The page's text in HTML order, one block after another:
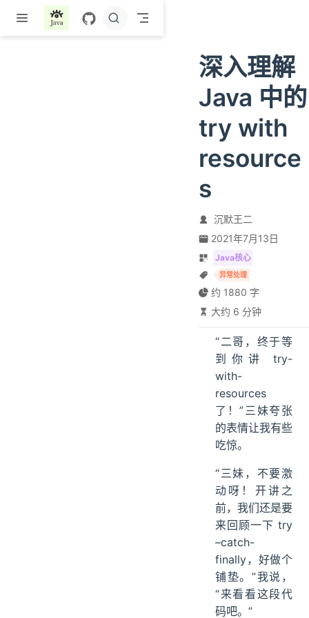
跳至主要內容
深入理解
Java 中的
try with
resource
s
沉默王二
2021年7月13日
Java核心
异常处理
约 1880 字
大约 6 分钟
“二哥，终于等
到你讲 try-
with-
resources
了！”三妹夸张
的表情让我有些
吃惊。
“三妹，不要激
动呀！开讲之
前，我们还是要
来回顾一下 try
–catch-
finally，好做个
铺垫。”我说，
“来看看这段代
码吧。”